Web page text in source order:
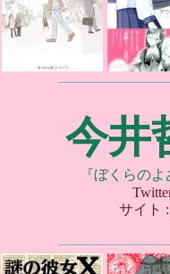
今井
『ぼくらの
サイト